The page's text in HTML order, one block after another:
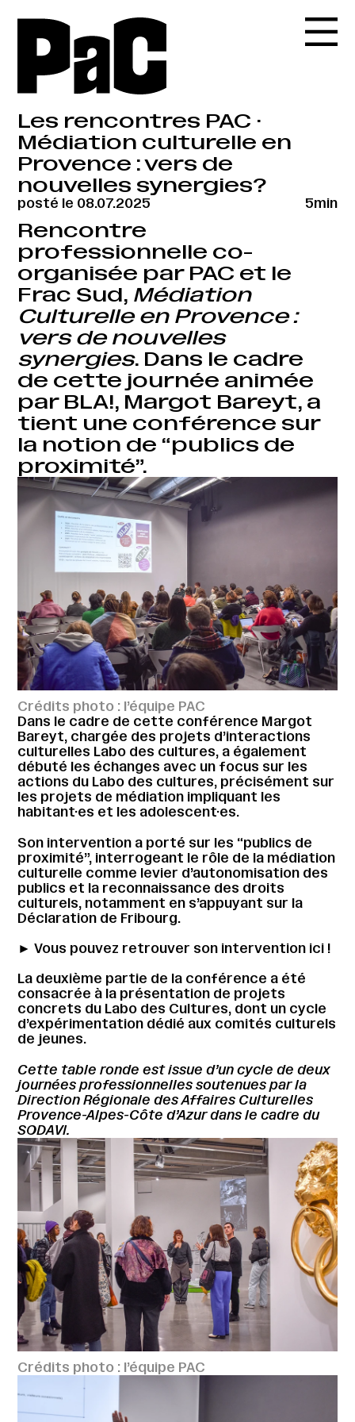
Les rencontres PAC ·
Médiation culturelle en
Provence : vers de
nouvelles synergies?
posté le 08.07.2025 5min
Rencontre
professionnelle co-
organisée par PAC et le
Frac Sud, Médiation
Culturelle en Provence :
vers de nouvelles
synergies. Dans le cadre
de cette journée animée
par BLA!, Margot Bareyt, a
tient une conférence sur
la notion de “publics de
proximité”.
Crédits photo : l’équipe PAC
Dans le cadre de cette conférence Margot
Bareyt, chargée des projets d’interactions
culturelles Labo des cultures, a également
débuté les échanges avec un focus sur les
actions du Labo des cultures, précisément sur
les projets de médiation impliquant les
habitant·es et les adolescent·es.
Son intervention a porté sur les “publics de
proximité”, interrogeant le rôle de la médiation
culturelle comme levier d’autonomisation des
publics et la reconnaissance des droits
culturels, notamment en s’appuyant sur la
Déclaration de Fribourg.
► Vous pouvez retrouver son intervention ici !
La deuxième partie de la conférence a été
consacrée à la présentation de projets
concrets du Labo des Cultures, dont un cycle
d’expérimentation dédié aux comités culturels
de jeunes.
Cette table ronde est issue d’un cycle de deux
journées professionnelles soutenues par la
Direction Régionale des Affaires Culturelles
Provence-Alpes-Côte d’Azur dans le cadre du
SODAVI.
Crédits photo : l’équipe PAC